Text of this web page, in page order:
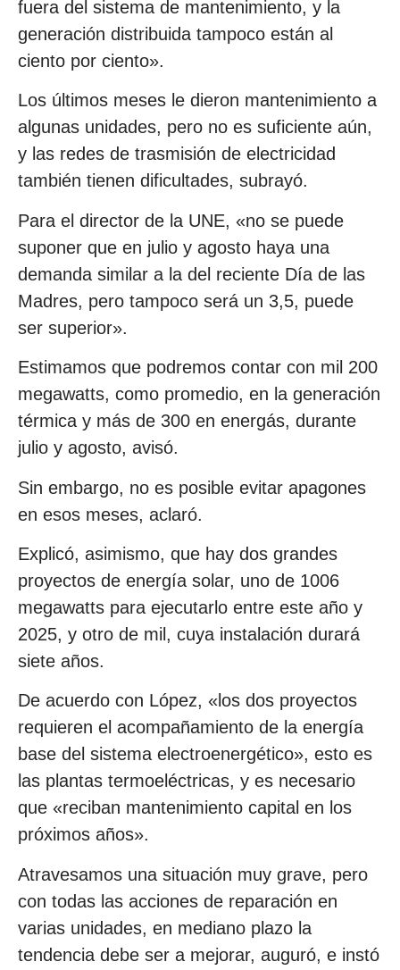
fuera del sistema de mantenimiento, y la
generación distribuida tampoco están al
ciento por ciento».
Los últimos meses le dieron mantenimiento a
algunas unidades, pero no es suficiente aún,
y las redes de trasmisión de electricidad
también tienen dificultades, subrayó.
Para el director de la UNE, «no se puede
suponer que en julio y agosto haya una
demanda similar a la del reciente Día de las
Madres, pero tampoco será un 3,5, puede
ser superior».
Estimamos que podremos contar con mil 200
megawatts, como promedio, en la generación
térmica y más de 300 en energás, durante
julio y agosto, avisó.
Sin embargo, no es posible evitar apagones
en esos meses, aclaró.
Explicó, asimismo, que hay dos grandes
proyectos de energía solar, uno de 1006
megawatts para ejecutarlo entre este año y
2025, y otro de mil, cuya instalación durará
siete años.
De acuerdo con López, «los dos proyectos
requieren el acompañamiento de la energía
base del sistema electroenergético», esto es
las plantas termoeléctricas, y es necesario
que «reciban mantenimiento capital en los
próximos años».
Atravesamos una situación muy grave, pero
con todas las acciones de reparación en
varias unidades, en mediano plazo la
tendencia debe ser a mejorar, auguró, e instó